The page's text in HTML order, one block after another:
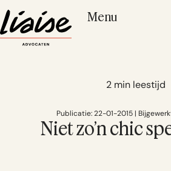
Menu
2 min leestijd
Publicatie: 22-01-2015 |
Niet zo’n chic